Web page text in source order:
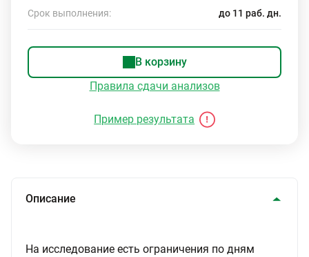
Срок выполнения: до 11 раб. дн.
В корзину
Правила сдачи анализов
Пример результата
Описание
На исследование есть ограничения по дням